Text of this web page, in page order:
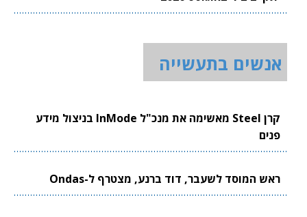
אנשים בתעשייה
קרן Steel מאשימה את מנכ"ל InMode בניצול מידע
פנים
ראש המוסד לשעבר, דוד ברנע, מצטרף ל-Ondas